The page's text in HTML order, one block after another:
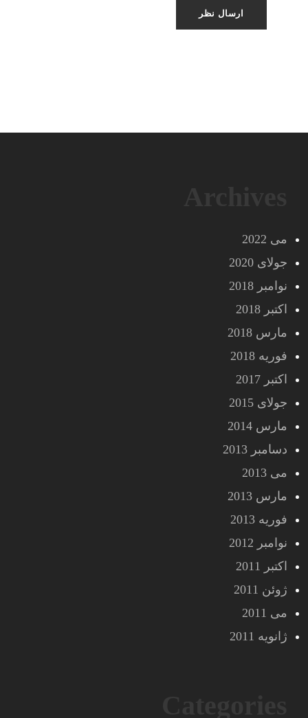
می 2022
جولای 2020
نوامبر 2018
اکتبر 2018
مارس 2018
فوریه 2018
اکتبر 2017
جولای 2015
مارس 2014
دسامبر 2013
می 2013
مارس 2013
فوریه 2013
نوامبر 2012
اکتبر 2011
ژوئن 2011
می 2011
ژانویه 2011